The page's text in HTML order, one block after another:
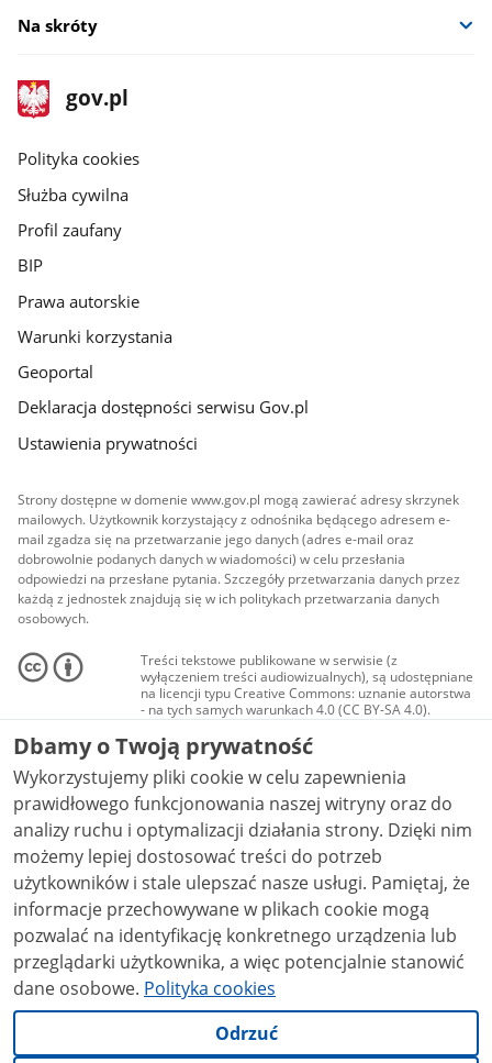
Na skróty
stopka
gov.pl
Strona
gov.pl
gov.pl
Polityka cookies
Służba cywilna
Profil zaufany
BIP
Prawa autorskie
Warunki korzystania
Geoportal
Deklaracja dostępności serwisu Gov.pl
Ustawienia prywatności
Strony dostępne w domenie www.gov.pl mogą zawierać adresy skrzynek
mailowych. Użytkownik korzystający z odnośnika będącego adresem e-
mail zgadza się na przetwarzanie jego danych (adres e-mail oraz
dobrowolnie podanych danych w wiadomości) w celu przesłania
odpowiedzi na przesłane pytania. Szczegóły przetwarzania danych przez
każdą z jednostek znajdują się w ich politykach przetwarzania danych
osobowych.
Treści tekstowe publikowane w serwisie (z
wyłączeniem treści audiowizualnych), są udostępniane
na licencji typu Creative Commons: uznanie autorstwa
- na tych samych warunkach 4.0 (CC BY-SA 4.0).
Materiały audiowizualne, w tym zdjęcia, materiały
audio i wideo, są udostępniane na licencji typu
Creative Commons: uznanie autorstwa użycie
niekomercyjne - bez utworów zależnych 4.0 (CC BY-
NC-ND 4.0), o ile nie jest to stwierdzone inaczej.
Dbamy o Twoją prywatność
Wykorzystujemy pliki cookie w celu zapewnienia
prawidłowego funkcjonowania naszej witryny oraz do
analizy ruchu i optymalizacji działania strony. Dzięki nim
możemy lepiej dostosować treści do potrzeb
użytkowników i stale ulepszać nasze usługi. Pamiętaj, że
informacje przechowywane w plikach cookie mogą
pozwalać na identyfikację konkretnego urządzenia lub
przeglądarki użytkownika, a więc potencjalnie stanowić
dane osobowe. Polityka cookies
Odrzuć